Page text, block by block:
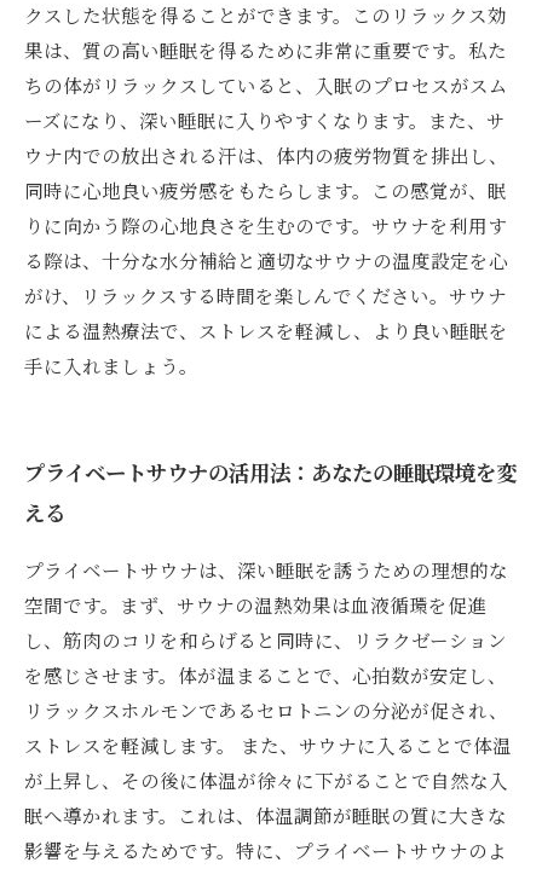
クスした状態を得ることができます。このリラックス効
果は、質の高い睡眠を得るために非常に重要です。私た
ちの体がリラックスしていると、入眠のプロセスがスム
ーズになり、深い睡眠に入りやすくなります。また、サ
ウナ内での放出される汗は、体内の疲労物質を排出し、
同時に心地良い疲労感をもたらします。この感覚が、眠
りに向かう際の心地良さを生むのです。サウナを利用す
る際は、十分な水分補給と適切なサウナの温度設定を心
がけ、リラックスする時間を楽しんでください。サウナ
による温熱療法で、ストレスを軽減し、より良い睡眠を
手に入れましょう。
プライベートサウナの活用法：あなたの睡眠環境を変
える
プライベートサウナは、深い睡眠を誘うための理想的な
空間です。まず、サウナの温熱効果は血液循環を促進
し、筋肉のコリを和らげると同時に、リラクゼーション
を感じさせます。体が温まることで、心拍数が安定し、
リラックスホルモンであるセロトニンの分泌が促され、
ストレスを軽減します。 また、サウナに入ることで体温
が上昇し、その後に体温が徐々に下がることで自然な入
眠へ導かれます。これは、体温調節が睡眠の質に大きな
影響を与えるためです。特に、プライベートサウナのよ